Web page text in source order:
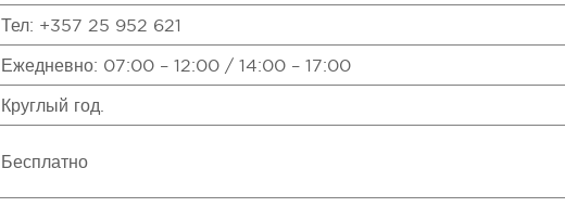
Тел: +357 25 952 621
Ежедневно: 07:00 – 12:00 / 14:00 – 17:00
Круглый год.
Бесплатно